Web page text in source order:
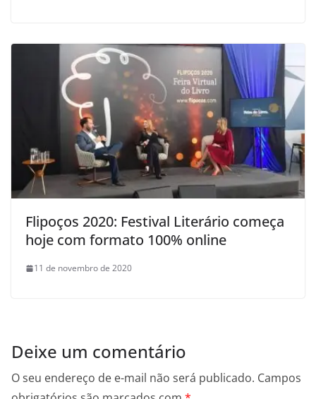
Flipoços 2020: Festival Literário começa
hoje com formato 100% online
11 de novembro de 2020
Deixe um comentário
O seu endereço de e-mail não será publicado. Campos